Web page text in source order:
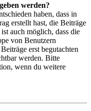
werden?
haben, dass in
erstellt hast, die Beiträge
auch möglich, dass die
von Benutzern
erst begutachten
werden. Bitte
wenn du weitere